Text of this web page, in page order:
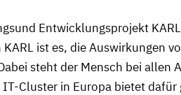
Entwicklungsprojekt
ist es, die Auswirkungen
steht der Mensch bei allen
Cluster in Europa bietet dafür